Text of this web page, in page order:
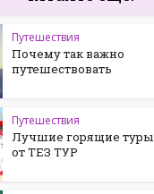
Путешествия
Почему так важно
путешествовать
Путешествия
Лучшие горящие туры
от ТЕЗ ТУР